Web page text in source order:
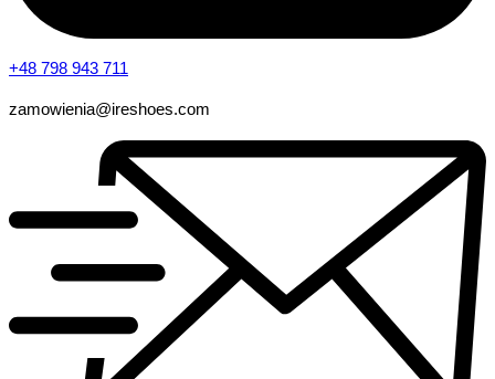
+48 798 943 711
zamowienia@ireshoes.com